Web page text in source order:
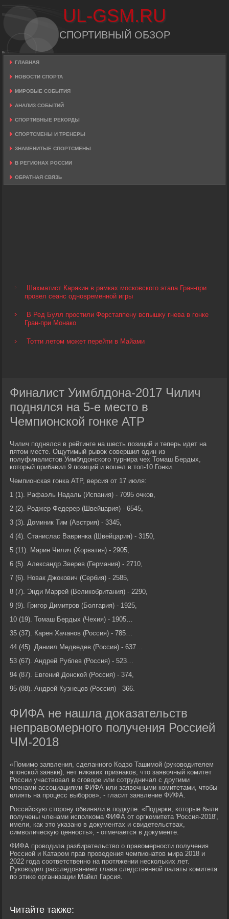
UL-GSM.RU
СПОРТИВНЫЙ ОБЗОР
ГЛАВНАЯ
НОВОСТИ СПОРТА
МИРОВЫЕ СОБЫТИЯ
АНАЛИЗ СОБЫТИЙ
СПОРТИВНЫЕ РЕКОРДЫ
СПОРТСМЕНЫ И ТРЕНЕРЫ
ЗНАМЕНИТЫЕ СПОРТСМЕНЫ
В РЕГИОНАХ РОССИИ
ОБРАТНАЯ СВЯЗЬ
Шахматист Карякин в рамках московского этапа Гран-при
провел сеанс одновременной игры
В Ред Булл простили Ферстаппену вспышку гнева в гонке
Гран-при Монако
Тотти летом может перейти в Майами
Финалист Уимблдона-2017 Чилич
поднялся на 5-е место в
Чемпионской гонке ATP
Чилич поднялся в рейтинге на шесть позиций и теперь идет на
пятом месте. Ощутимый рывок совершил один из
полуфиналистов Уимблдонского турнира чех Томаш Бердых,
который прибавил 9 позиций и вошел в топ-10 Гонки.
Чемпионская гонка ATP, версия от 17 июля:
1 (1). Рафаэль Надаль (Испания) - 7095 очков,
2 (2). Роджер Федерер (Швейцария) - 6545,
3 (3). Доминик Тим (Австрия) - 3345,
4 (4). Станислас Вавринка (Швейцария) - 3150,
5 (11). Марин Чилич (Хорватия) - 2905,
6 (5). Александр Зверев (Германия) - 2710,
7 (6). Новак Джокович (Сербия) - 2585,
8 (7). Энди Маррей (Великобритания) - 2290,
9 (9). Григор Димитров (Болгария) - 1925,
10 (19). Томаш Бердых (Чехия) - 1905…
35 (37). Карен Хачанов (Россия) - 785…
44 (45). Даниил Медведев (Россия) - 637…
53 (67). Андрей Рублев (Россия) - 523…
94 (87). Евгений Донской (Россия) - 374,
95 (88). Андрей Кузнецов (Россия) - 366.
ФИФА не нашла доказательств
неправомерного получения Россией
ЧМ-2018
«Помимо заявления, сделанного Кодзо Ташимой (руководителем
японской заявки), нет никаких признаков, что заявочный комитет
России участвовал в сговоре или сотрудничал с другими
членами-ассоциациями ФИФА или заявочными комитетами, чтобы
влиять на процесс выборов», - гласит заявление ФИФА.
Российскую сторону обвиняли в подкупе. «Подарки, которые были
получены членами исполкома ФИФА от оргкомитета 'Россия-2018',
имели, как это указано в документах и свидетельствах,
символическую ценность», - отмечается в документе.
ФИФА проводила разбирательство о правомерности получения
Россией и Катаром прав проведения чемпионатов мира 2018 и
2022 года соответственно на протяжении нескольких лет.
Руководил расследованием глава следственной палаты комитета
по этике организации Майкл Гарсия.
Читайте также: